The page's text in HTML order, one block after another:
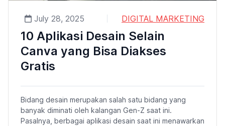
July 28, 2025 DIGITAL MARKETING
10 Aplikasi Desain Selain
Canva yang Bisa Diakses
Gratis
Bidang desain merupakan salah satu bidang yang
banyak diminati oleh kalangan Gen-Z saat ini.
Pasalnya, berbagai aplikasi desain saat ini menawarkan